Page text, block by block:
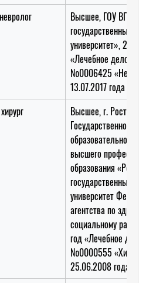
Высшее, ГОУ ВПО
государственный
университет», 2011
«Лечебное дело»,
№0006425
13.07.2017 года
Высшее, г. Ростов-
Государственное
образовательное
высшего
образования
государственный
университет
агентства по
социальному
год «Лечебное
№0000555
25.06.2008 года